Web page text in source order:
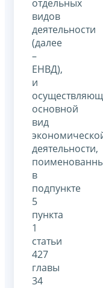
отдельных
видов
деятельности
(далее
–
ЕНВД),
и
основной
вид
деятельности,
в
подпункте
5
пункта
1
статьи
427
главы
34